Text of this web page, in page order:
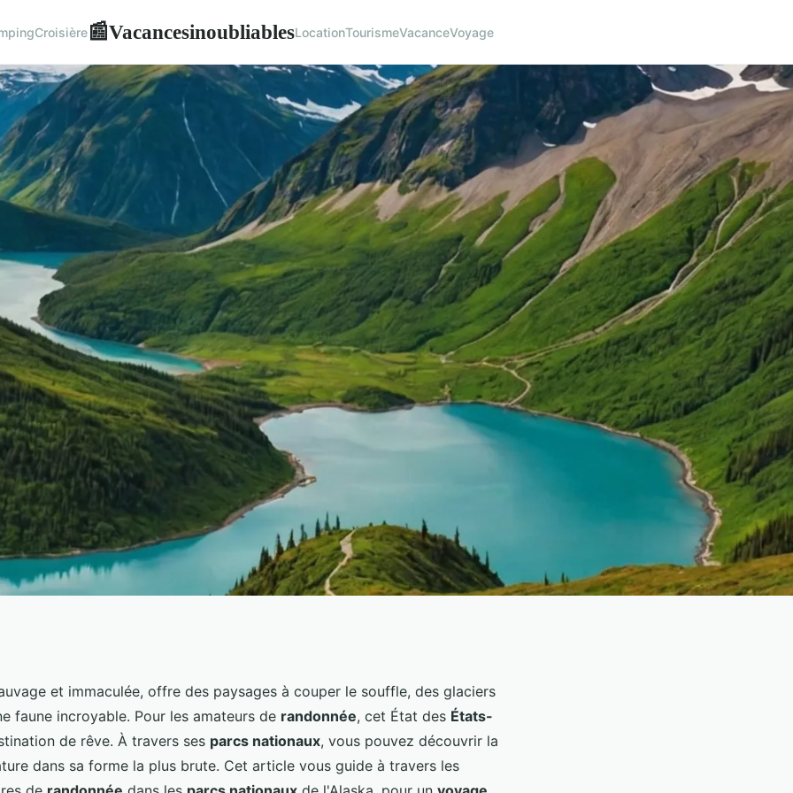
Croisière📰VacancesinoubliablesLocationTourismeVacanceVoyage
itinéraires pour
parcs nationaux
et immaculée, offre des paysages à couper le souffle, des glaciers
faune incroyable. Pour les amateurs de randonnée, cet État des États-
de rêve. À travers ses parcs nationaux, vous pouvez découvrir la
dans sa forme la plus brute. Cet article vous guide à travers les